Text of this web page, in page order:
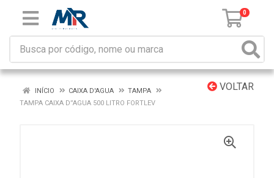
0
VOLTAR
INÍCIO CAIXA D'AGUA
TAMPA
TAMPA CAIXA D”AGUA 500 LITRO FORTLEV